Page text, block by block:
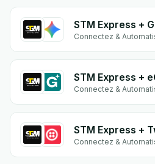
STM Express +
Connectez &
STM Express +
Connectez &
STM Express +
Connectez &